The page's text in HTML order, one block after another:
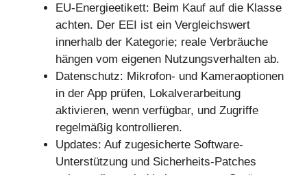
EU-Energieetikett: Beim Kauf auf die Klasse
achten. Der EEI ist ein Vergleichswert
innerhalb der Kategorie; reale Verbräuche
hängen vom eigenen Nutzungsverhalten ab.
Datenschutz: Mikrofon- und Kameraoptionen
in der App prüfen, Lokalverarbeitung
aktivieren, wenn verfügbar, und Zugriffe
regelmäßig kontrollieren.
Updates: Auf zugesicherte Software-
Unterstützung und Sicherheits-Patches